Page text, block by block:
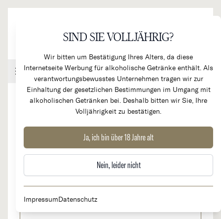
SIND SIE VOLLJÄHRIG?
Wir bitten um Bestätigung Ihres Alters, da diese
Internetseite Werbung für alkoholische Getränke enthält. Als
verantwortungsbewusstes Unternehmen tragen wir zur
Einhaltung der gesetzlichen Bestimmungen im Umgang mit
alkoholischen Getränken bei. Deshalb bitten wir Sie, Ihre
Volljährigkeit zu bestätigen.
Ja, ich bin über 18 Jahre alt
Nein, leider nicht
ImpressumDatenschutz
Handel & Gastronomie Kundenkonto Warenkorb
Chassagne Montrachet rouge 1er
Cru "Clos Saint Jean"